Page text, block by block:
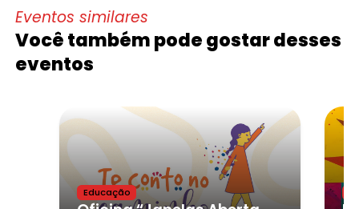
Eventos similares
Você também pode gostar desses
eventos
Educação